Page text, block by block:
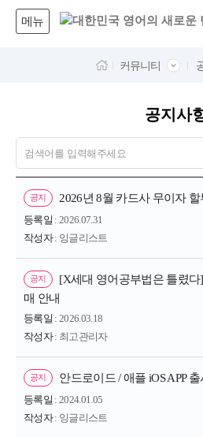
메뉴
커뮤니티
공지사
공지 2026년 8월 카드사 무이자 할
등록일 : 2026.07.31
작성자: 잉글리스트
공지
[X세대 영어공부법은 틀렸
매 안내
등록일 : 2026.03.18
작성자: 최고관리자
공지 안드로이드 / 애플 iOS APP 출
등록일 : 2024.01.05
작성자: 잉글리스트